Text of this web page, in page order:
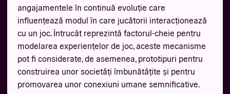
angajamentele în continuă evoluție care
influențează modul în care jucătorii interacționează
cu un joc. Întrucât reprezintă factorul-cheie pentru
modelarea experiențelor de joc, aceste mecanisme
pot fi considerate, de asemenea, prototipuri pentru
construirea unor societăți îmbunătățite și pentru
promovarea unor conexiuni umane semnificative.